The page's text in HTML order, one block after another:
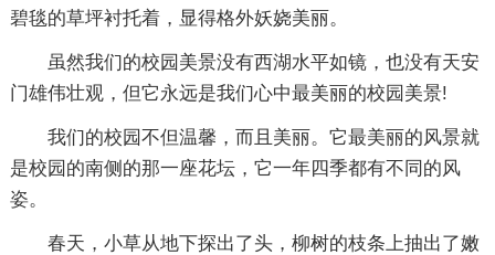
碧毯的草坪衬托着，显得格外妖娆美丽。
虽然我们的校园美景没有西湖水平如镜，也没有天安
门雄伟壮观，但它永远是我们心中最美丽的校园美景!
我们的校园不但温馨，而且美丽。它最美丽的风景就
是校园的南侧的那一座花坛，它一年四季都有不同的风
姿。
春天，小草从地下探出了头，柳树的枝条上抽出了嫩